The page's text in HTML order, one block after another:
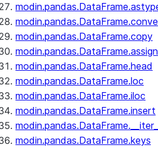
modin.pandas.DataFrame.copy
modin.pandas.DataFrame.assign
modin.pandas.DataFrame.head
modin.pandas.DataFrame.loc
modin.pandas.DataFrame.iloc
modin.pandas.DataFrame.insert
modin.pandas.DataFrame.keys